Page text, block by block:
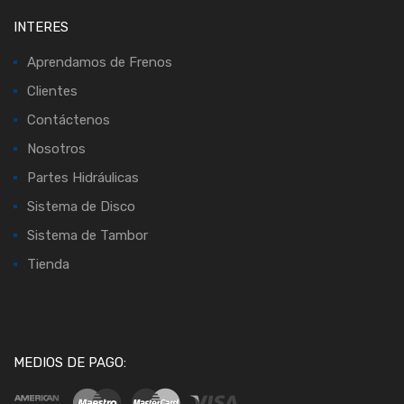
INTERES
Aprendamos de Frenos
Clientes
Contáctenos
Nosotros
Partes Hidráulicas
Sistema de Disco
Sistema de Tambor
Tienda
MEDIOS DE PAGO: